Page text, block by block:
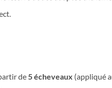
de 5 écheveaux (appliqué